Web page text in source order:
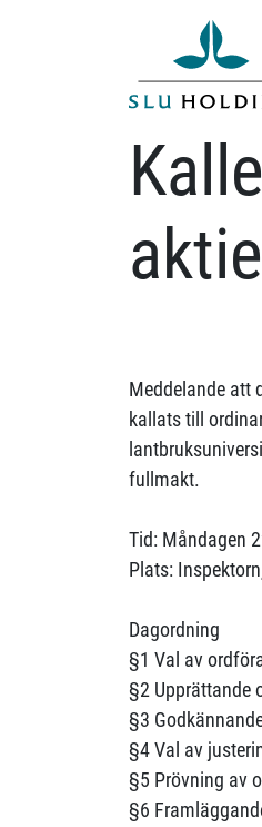
Meddelande att
kallats till
fullmakt.
Tid: Måndagen
Plats:
Dagordning
§1 Val av
§2 Upprättande
§3
§4 Val av
§5 Prövning av
§6